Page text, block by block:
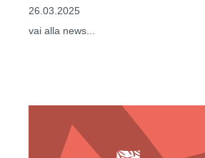
26.03.2025
vai alla news...